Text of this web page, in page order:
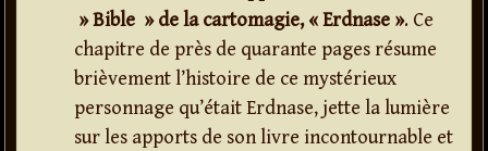
» Bible » de la cartomagie, « Erdnase ». Ce
chapitre de près de quarante pages résume
brièvement l’histoire de ce mystérieux
personnage qu’était Erdnase, jette la lumière
sur les apports de son livre incontournable et